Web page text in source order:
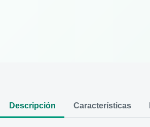
Descripción Características